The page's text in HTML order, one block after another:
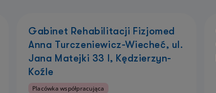
Gabinet Rehabilitacji Fizjomed
Anna Turczeniewicz-Wiecheć, ul.
Jana Matejki 33 I, Kędzierzyn-
Koźle
Placówka współpracująca